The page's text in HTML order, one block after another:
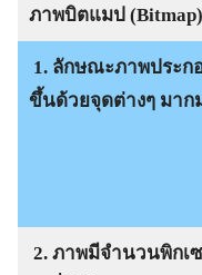
ภาพบิตแมป (Bitmap)
1. ลักษณะภาพประก
ขึ้นด้วยจุดต่างๆ มาก
2. ภาพมีจำนวนพิกเ